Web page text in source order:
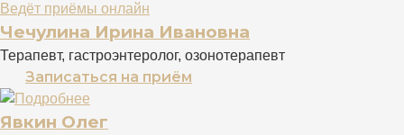
Ведёт приёмы онлайн
Чечулина Ирина Ивановна
Терапевт, гастроэнтеролог, озонотерапевт
Записаться на приём
Явкин Олег